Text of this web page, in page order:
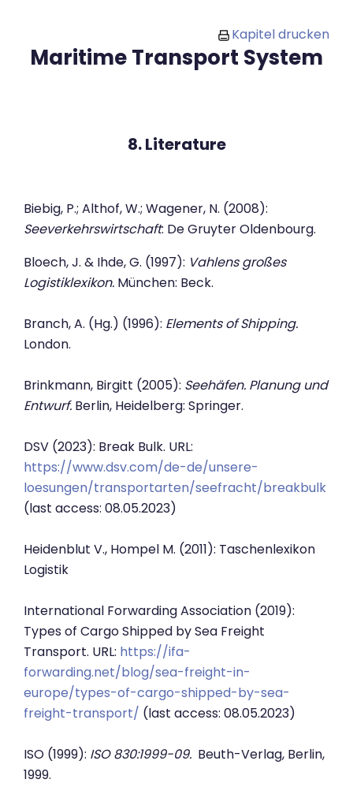
Kapitel drucken
Maritime Transport System
8. Literature
Biebig, P.; Althof, W.; Wagener, N. (2008):
Seeverkehrswirtschaft: De Gruyter Oldenbourg.
Bloech, J. & Ihde, G. (1997): Vahlens großes
Logistiklexikon. München: Beck.
Branch, A. (Hg.) (1996): Elements of Shipping.
London.
Brinkmann, Birgitt (2005): Seehäfen. Planung und
Entwurf. Berlin, Heidelberg: Springer.
DSV (2023): Break Bulk. URL:
https://www.dsv.com/de-de/unsere-
loesungen/transportarten/seefracht/breakbulk
(last access: 08.05.2023)
Heidenblut V., Hompel M. (2011): Taschenlexikon
Logistik
International Forwarding Association (2019):
Types of Cargo Shipped by Sea Freight
Transport. URL: https://ifa-
forwarding.net/blog/sea-freight-in-
europe/types-of-cargo-shipped-by-sea-
freight-transport/ (last access: 08.05.2023)
ISO (1999): ISO 830:1999-09. Beuth-Verlag, Berlin,
1999.